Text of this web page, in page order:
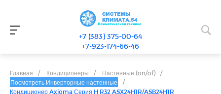
+7 (383) 375-00-64
+7-923-174-66-46
Главная / Кондиционеры / Настенные (on/of)
/
Посмотреть Инверторные настенные
/
Кондиционер Axioma Серия H R32 ASX24H1R/ASB24H1R